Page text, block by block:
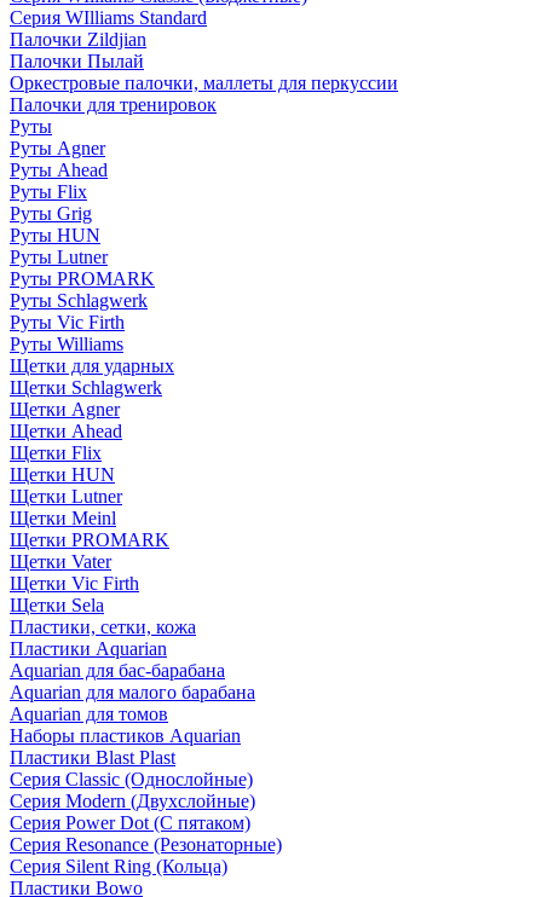
Серия WIlliams Standard
Палочки Zildjian
Палочки Пылай
Оркестровые палочки, маллеты для перкуссии
Палочки для тренировок
Руты
Руты Agner
Руты Ahead
Руты Flix
Руты Grig
Руты HUN
Руты Lutner
Руты PROMARK
Руты Schlagwerk
Руты Vic Firth
Руты Williams
Щетки для ударных
Щетки Schlagwerk
Щетки Agner
Щетки Ahead
Щетки Flix
Щетки HUN
Щетки Lutner
Щетки Meinl
Щетки PROMARK
Щетки Vater
Щетки Vic Firth
Щетки Sela
Пластики, сетки, кожа
Пластики Aquarian
Aquarian для бас-барабана
Aquarian для малого барабана
Aquarian для томов
Наборы пластиков Aquarian
Пластики Blast Plast
Серия Classic (Однослойные)
Серия Modern (Двухслойные)
Серия Power Dot (С пятаком)
Серия Resonance (Резонаторные)
Серия Silent Ring (Кольца)
Пластики Bowo